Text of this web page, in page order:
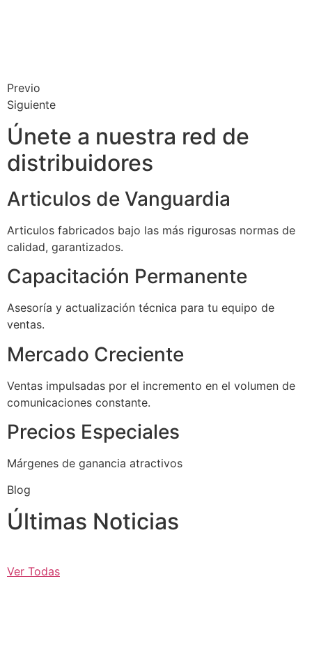
Previo
Siguiente
Únete a nuestra red de
distribuidores
Articulos de Vanguardia
Articulos fabricados bajo las más rigurosas normas de
calidad, garantizados.
Capacitación Permanente
Asesoría y actualización técnica para tu equipo de
ventas.
Mercado Creciente
Ventas impulsadas por el incremento en el volumen de
comunicaciones constante.
Precios Especiales
Márgenes de ganancia atractivos
Blog
Últimas Noticias
Ver Todas